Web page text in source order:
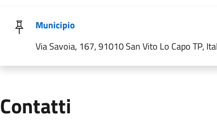
Municipio
Via Savoia, 167, 91010 San Vito Lo Capo TP,
Contatti